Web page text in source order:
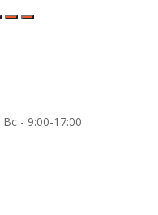
- 9:00-17:00